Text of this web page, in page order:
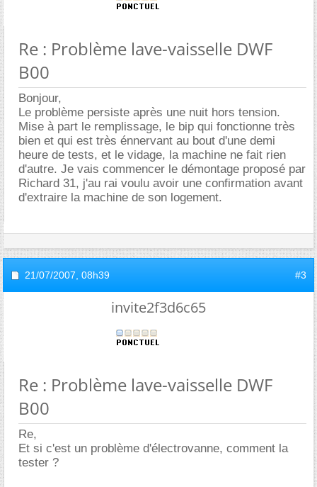
Re : Problème lave-vaisselle DWF
B00
Bonjour,
Le problème persiste après une nuit hors tension.
Mise à part le remplissage, le bip qui fonctionne très
bien et qui est très énnervant au bout d'une demi
heure de tests, et le vidage, la machine ne fait rien
d'autre. Je vais commencer le démontage proposé par
Richard 31, j'au rai voulu avoir une confirmation avant
d'extraire la machine de son logement.
21/07/2007, 08h39 #3
invite2f3d6c65
Re : Problème lave-vaisselle DWF
B00
Re,
Et si c'est un problème d'électrovanne, comment la
tester ?